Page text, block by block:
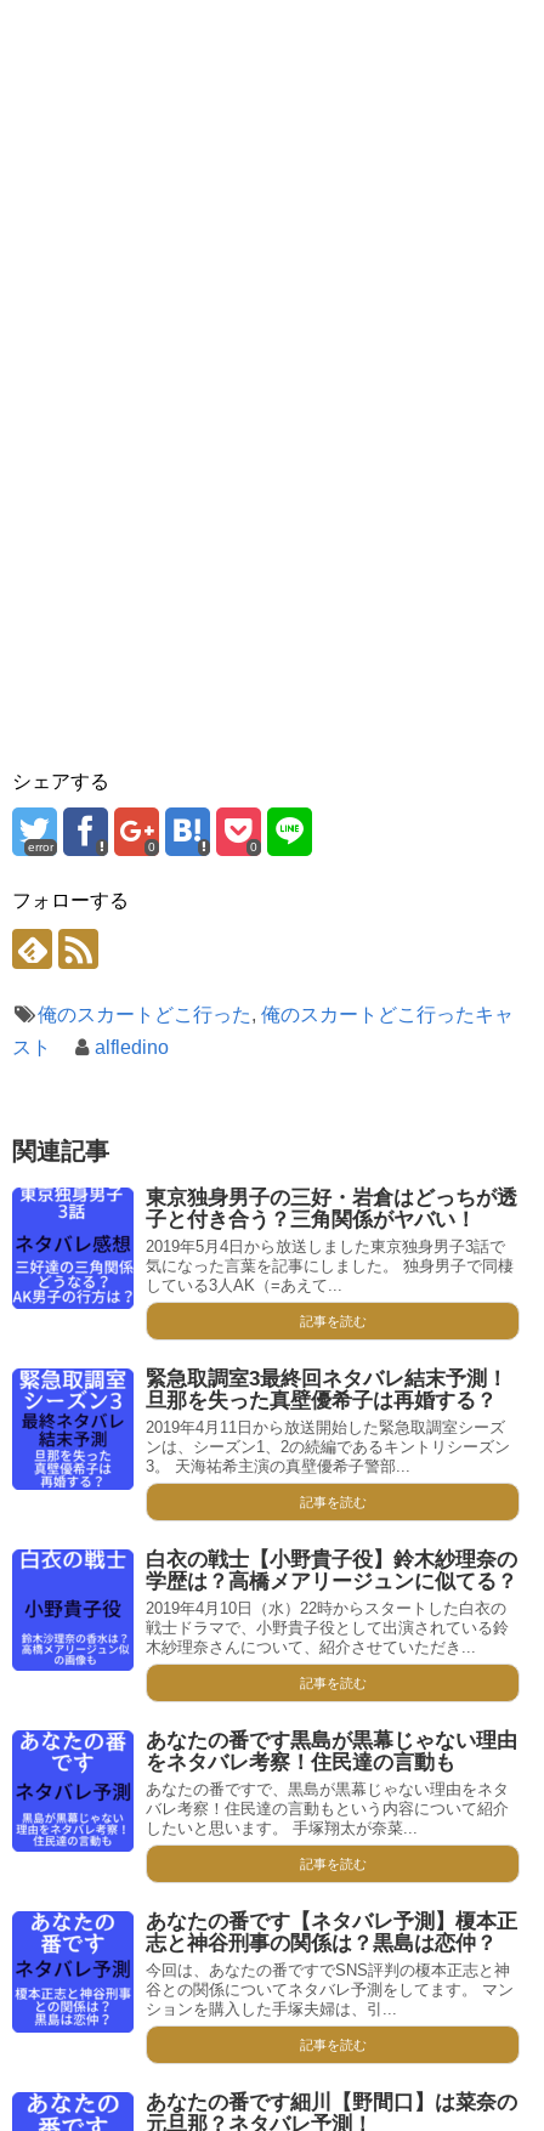
シェアする
error 0 0
フォローする
俺のスカートどこ行った, 俺のスカートどこ行ったキャ
スト
alfledino
関連記事
東京独身男子の三好・岩倉はどっちが透
子と付き合う？三角関係がヤバい！
2019年5月4日から放送しました東京独身男子3話で
気になった言葉を記事にしました。 独身男子で同棲
している3人AK（=あえて...
記事を読む
緊急取調室3最終回ネタバレ結末予測！
旦那を失った真壁優希子は再婚する？
2019年4月11日から放送開始した緊急取調室シーズ
ンは、シーズン1、2の続編であるキントリシーズン
3。 天海祐希主演の真壁優希子警部...
記事を読む
白衣の戦士【小野貴子役】鈴木紗理奈の
学歴は？高橋メアリージュンに似てる？
2019年4月10日（水）22時からスタートした白衣の
戦士ドラマで、小野貴子役として出演されている鈴
木紗理奈さんについて、紹介させていただき...
記事を読む
あなたの番です黒島が黒幕じゃない理由
をネタバレ考察！住民達の言動も
あなたの番ですで、黒島が黒幕じゃない理由をネタ
バレ考察！住民達の言動もという内容について紹介
したいと思います。 手塚翔太が奈菜...
記事を読む
あなたの番です【ネタバレ予測】榎本正
志と神谷刑事の関係は？黒島は恋仲？
今回は、あなたの番ですでSNS評判の榎本正志と神
谷との関係についてネタバレ予測をしてます。 マン
ションを購入した手塚夫婦は、引...
記事を読む
あなたの番です細川【野間口】は菜奈の
元旦那？ネタバレ予測！